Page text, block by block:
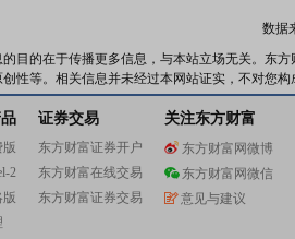
数据
目的在于传播更多信息，与本站立场无关。东
性等。相关信息并未经过本网站证实，不对您
版
2
版
证券交易
东方财富证券开户
东方财富在线交易
东方财富证券交易
关注东方财富
东方财富网微博
东方财富网微信
意见与建议